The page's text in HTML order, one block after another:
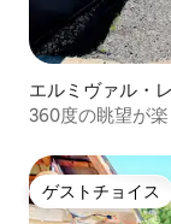
エルミヴァル・
360度の眺望が
ゲストチョイス
ゲストチョイス